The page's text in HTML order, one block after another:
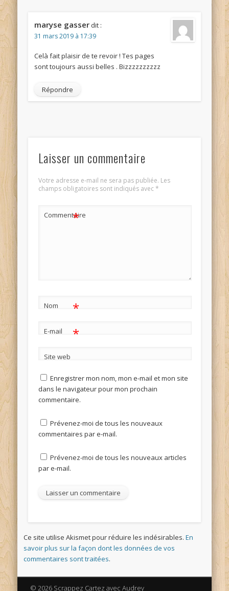
maryse gasser dit :
31 mars 2019 à 17:39
Celà fait plaisir de te revoir ! Tes pages
sont toujours aussi belles . Bizzzzzzzzzz
Répondre
Laisser un commentaire
Votre adresse e-mail ne sera pas publiée. Les
champs obligatoires sont indiqués avec*
Commentaire
*
Nom *
E-mail *
Site web
Enregistrer mon nom, mon e-mail et mon site
dans le navigateur pour mon prochain
commentaire.
Prévenez-moi de tous les nouveaux
commentaires par e-mail.
Prévenez-moi de tous les nouveaux articles
par e-mail.
Ce site utilise Akismet pour réduire les indésirables.En
savoir plus sur la façon dont les données de vos
commentaires sont traitées.
© 2026 Scrappez Cartez avec Audrey